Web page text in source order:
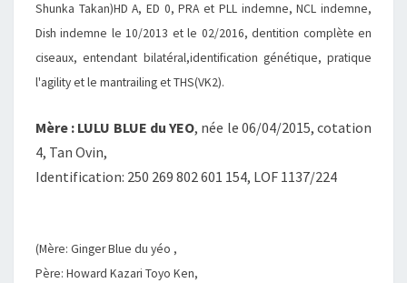
Shunka Takan)HD A, ED 0, PRA et PLL indemne, NCL indemne,
Dish indemne le 10/2013 et le 02/2016, dentition complète en
ciseaux, entendant bilatéral,identification génétique, pratique
l'agility et le mantrailing et THS(VK2).
Mère : LULU BLUE du YEO, née le 06/04/2015, cotation
4, Tan Ovin,
Identification: 250 269 802 601 154, LOF 1137/224
(Mère: Ginger Blue du yéo ,
Père: Howard Kazari Toyo Ken,